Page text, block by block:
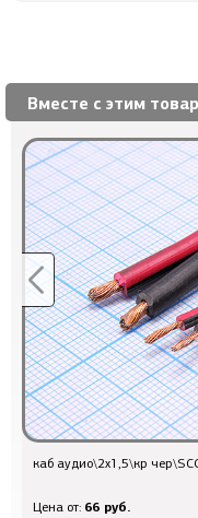
Вместе с этим
каб аудио\2x1,5\кр
Цена от: 66 руб.